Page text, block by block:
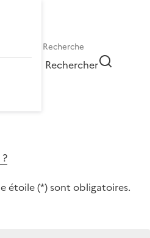
Rechercher
étoile (*) sont obligatoires.